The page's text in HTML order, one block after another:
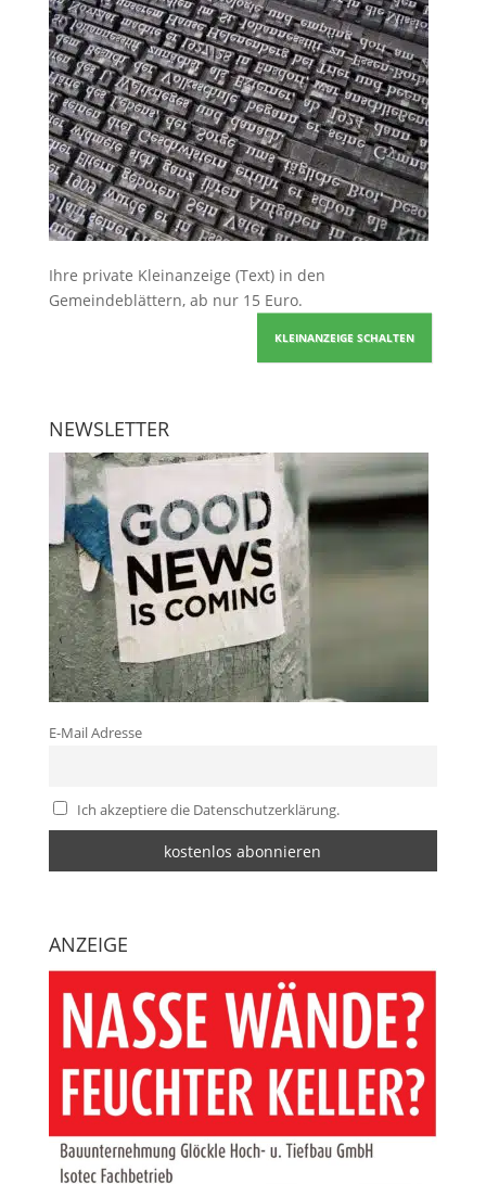
Ihre private Kleinanzeige (Text) in den
Gemeindeblättern, ab nur 15 Euro.
KLEINANZEIGE SCHALTEN
NEWSLETTER
E-Mail Adresse
Ich akzeptiere die Datenschutzerklärung.
ANZEIGE